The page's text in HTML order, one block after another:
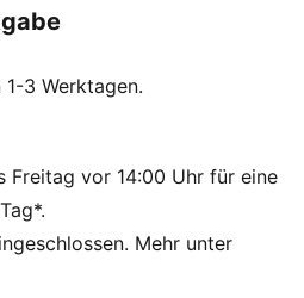
tragen kannst. Er
Schnitt für zusätzliche
Futter, um deine Füße
auf dem Schuhblatt
20 % recycelten
zum Reinschlüpfen,
3 Werktagen.
Freitag vor 14:00 Uhr für eine
Mehr unter